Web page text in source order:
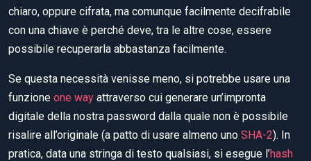
chiaro, oppure cifrata, ma comunque facilmente decifrabile
con una chiave è perché deve, tra le altre cose, essere
possibile recuperarla abbastanza facilmente.
Se questa necessità venisse meno, si potrebbe usare una
funzione one way attraverso cui generare un’impronta
digitale della nostra password dalla quale non è possibile
risalire all’originale (a patto di usare almeno uno SHA-2). In
pratica, data una stringa di testo qualsiasi, si esegue l’hash